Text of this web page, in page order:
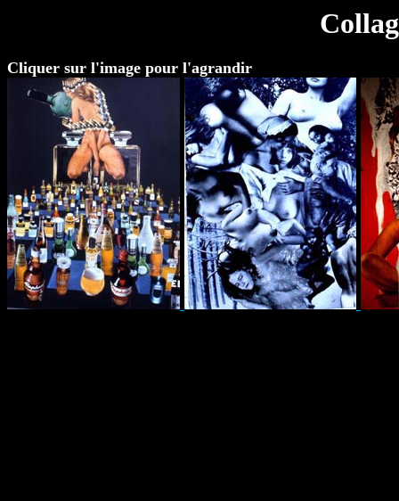
Cliquer sur l'image pour l'agrandir